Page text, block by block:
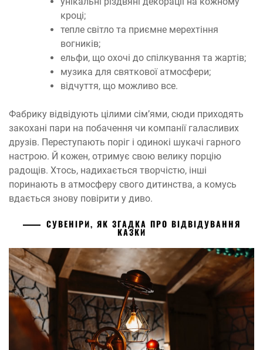
кроці;
тепле світло та приємне мерехтіння
вогників;
ельфи, що охочі до спілкування та жартів;
музика для святкової атмосфери;
відчуття, що можливо все.
Фабрику відвідують цілими сім’ями, сюди приходять
закохані пари на побачення чи компанії галасливих
друзів. Переступають поріг і одинокі шукачі гарного
настрою. Й кожен, отримує свою велику порцію
радощів. Хтось, надихається творчістю, інші
поринають в атмосферу свого дитинства, а комусь
вдається знову повірити у диво.
СУВЕНІРИ, ЯК ЗГАДКА ПРО ВІДВІДУВАННЯ
КАЗКИ